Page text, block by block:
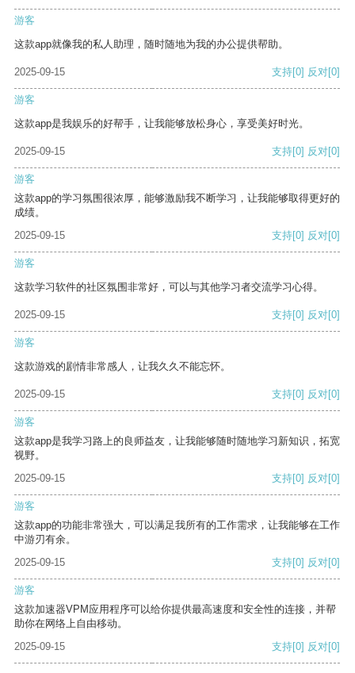
游客
这款app就像我的私人助理，随时随地为我的办公提供帮助。
2025-09-15 支持[0] 反对[0]
游客
这款app是我娱乐的好帮手，让我能够放松身心，享受美好时光。
2025-09-15 支持[0] 反对[0]
游客
这款app的学习氛围很浓厚，能够激励我不断学习，让我能够取得更好的
成绩。
2025-09-15
支持[0] 反对[0]
游客
这款学习软件的社区氛围非常好，可以与其他学习者交流学习心得。
2025-09-15 支持[0] 反对[0]
游客
这款游戏的剧情非常感人，让我久久不能忘怀。
2025-09-15 支持[0] 反对[0]
游客
这款app是我学习路上的良师益友，让我能够随时随地学习新知识，拓宽
视野。
2025-09-15
支持[0] 反对[0]
游客
这款app的功能非常强大，可以满足我所有的工作需求，让我能够在工作
中游刃有余。
2025-09-15
支持[0] 反对[0]
游客
这款加速器VPM应用程序可以给你提供最高速度和安全性的连接，并帮
助你在网络上自由移动。
2025-09-15
支持[0] 反对[0]